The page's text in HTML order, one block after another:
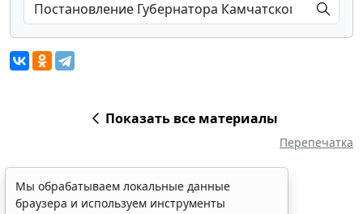
Показать все материалы
Перепечатка
Мы обрабатываем локальные данные
браузера и используем инструменты